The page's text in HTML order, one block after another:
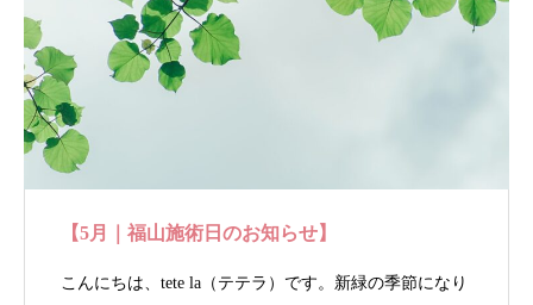
【5月｜福山施術日のお知らせ】
こんにちは、tete la（テテラ）です。新緑の季節になり